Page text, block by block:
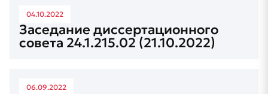
04.10.2022
Заседание диссертационного
совета 24.1.215.02 (21.10.2022)
06.09.2022